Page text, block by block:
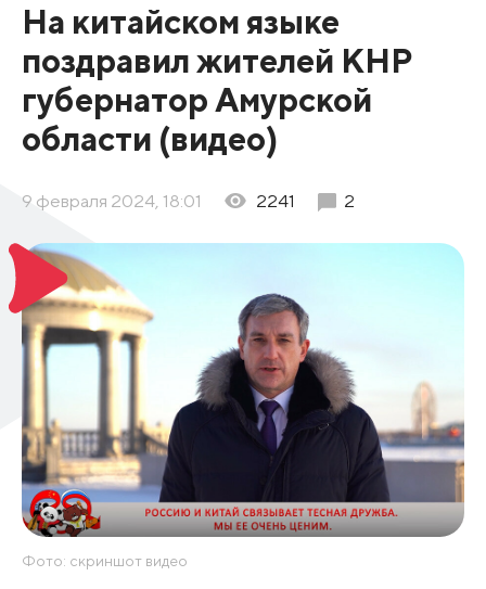
На китайском языке
поздравил жителей КНР
губернатор Амурской
области (видео)
9 февраля 2024, 18:01 2241 2
Фото: скриншот видео